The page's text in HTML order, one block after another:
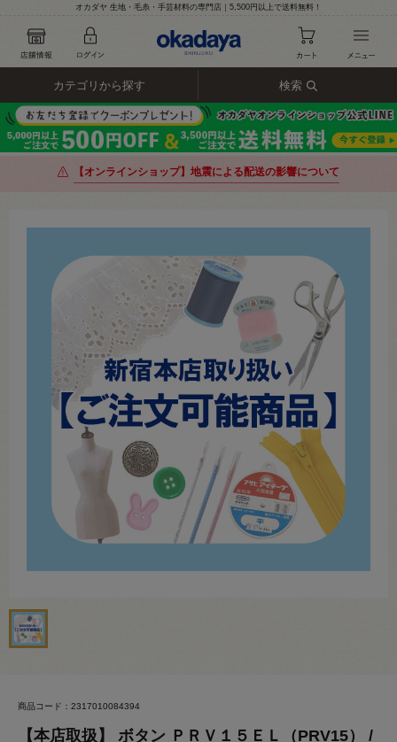
オカダヤ 生地・毛糸・手芸材料の専門店｜5,500円以上で送料無料！
カテゴリから探す 検索
【オンラインショップ】地震による配送の影響について
商品コード：2317010084394
【本店取扱】 ボタン ＰＲＶ１５ＥＬ（PRV15） /